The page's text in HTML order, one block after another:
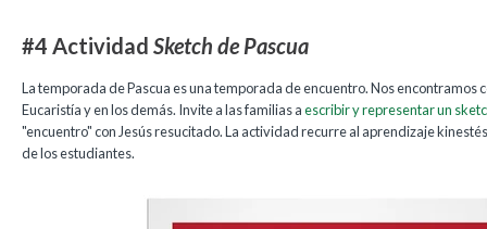
#4 Actividad Sketch de Pascua
La temporada de Pascua es una temporada de encuentro. Nos encontramos
Eucaristía y en los demás. Invite a las familias aescribir y representar un
"encuentro" con Jesús resucitado. La actividad recurre al aprendizaje
de los estudiantes.